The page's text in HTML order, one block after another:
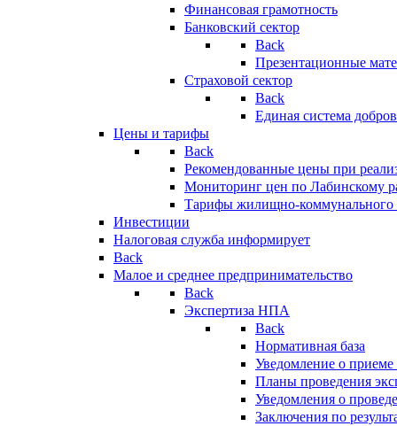
Финансовая грамотность
Банковский сектор
Back
Презентационные
Страховой сектор
Back
Единая система
Цены и тарифы
Back
Рекомендованные цены при
Мониторинг цен по Лабинскому
Тарифы жилищно-коммунального
Инвестиции
Налоговая служба информирует
Back
Малое и среднее предпринимательство
Back
Экспертиза НПА
Back
Нормативная база
Уведомление о
Планы проведения
Уведомления о
Заключения по